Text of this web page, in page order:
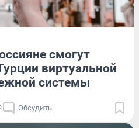
смогут
виртуальной
системы
Обсудить